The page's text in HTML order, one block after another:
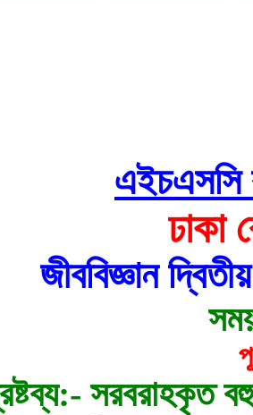
এইচএসসি
ঢাকা
জীববিজ্ঞান
সরবরাহকৃত